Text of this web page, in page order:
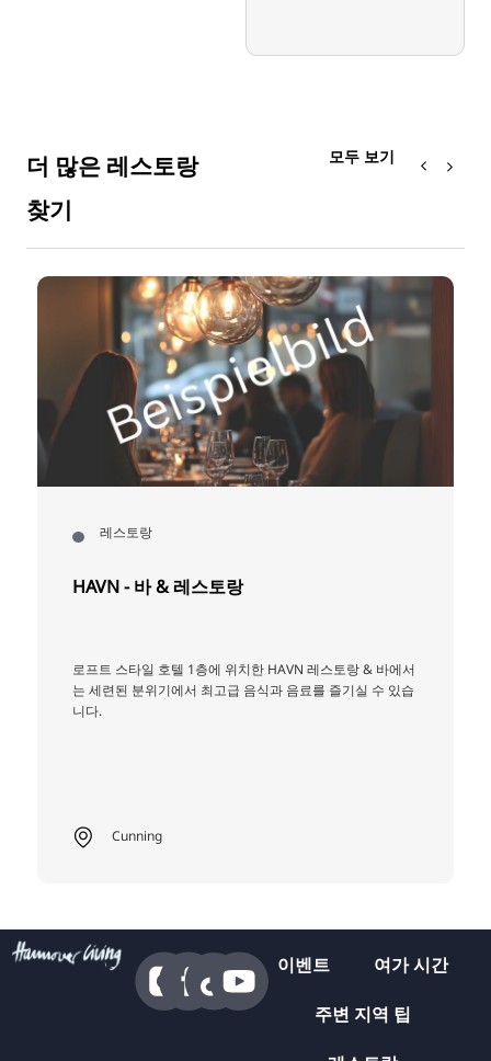
더 많은 레스토랑
찾기
모두 보기
레스토랑
HAVN - 바 & 레스토랑
로프트 스타일 호텔 1층에 위치한 HAVN 레스토랑 & 바에서
는 세련된 분위기에서 최고급 음식과 음료를 즐기실 수 있습
니다.
Cunning
이벤트 여가 시간
주변 지역 팁